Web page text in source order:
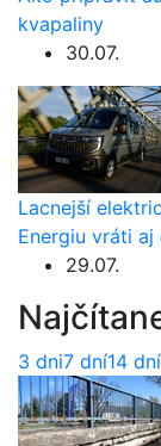
kvapaliny
30.07.
Lacnejší
Energiu vráti aj
29.07.
3 dni7 dní14 dní